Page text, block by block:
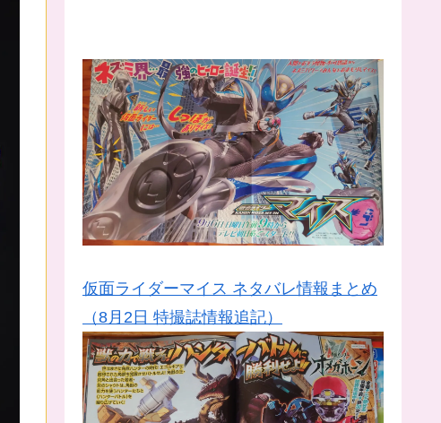
仮面ライダーマイス ネタバレ情報まとめ
（8月2日 特撮誌情報追記）